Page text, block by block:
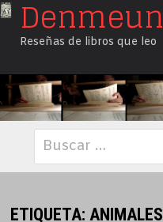
Saltar
Reseñas de libros que leo
Buscar:
ETIQUETA: ANIMALES